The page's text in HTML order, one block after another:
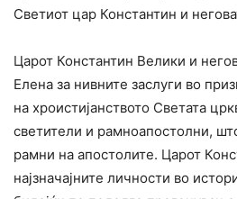
Светиот цар Константин и
Царот Константин Велики и
Елена за нивните заслуги во
на хроистијанството Светата
светители и рамноапостолни,
рамни на апостолите. Царот
најзначајните личности во